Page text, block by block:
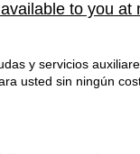
to you at
y servicios
usted sin ningún